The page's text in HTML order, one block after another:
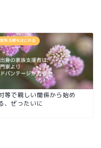
家族支援をはじめる
等で親しい関係から始め
、ぜったいに